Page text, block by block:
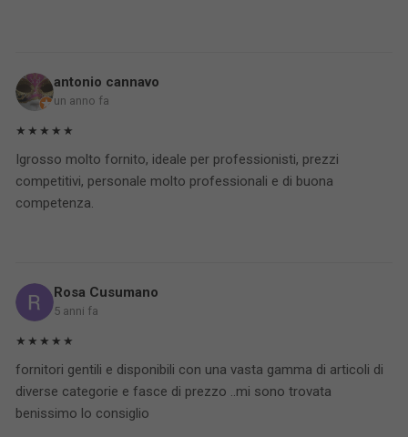
antonio cannavo
un anno fa
★★★★★
Igrosso molto fornito, ideale per professionisti, prezzi
competitivi, personale molto professionali e di buona
competenza.
Rosa Cusumano
5 anni fa
★★★★★
fornitori gentili e disponibili con una vasta gamma di articoli di
diverse categorie e fasce di prezzo ..mi sono trovata
benissimo lo consiglio